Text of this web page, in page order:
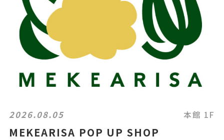
2026.08.05 本館 1F
MEKEARISA POP UP SHOP